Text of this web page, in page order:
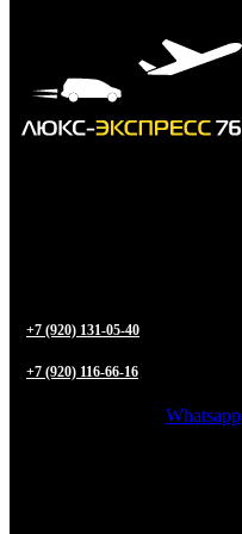
+7 (920) 131-05-40
+7 (920) 116-66-16
Whatsapp